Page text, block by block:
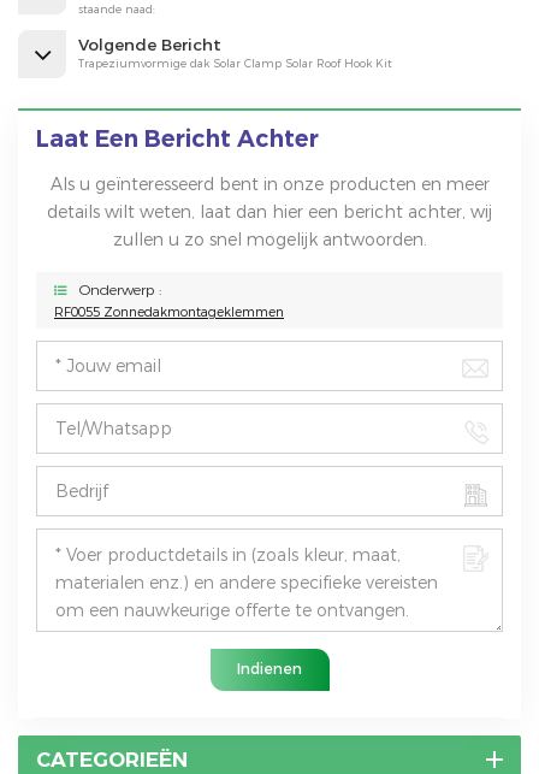
staande naad:
Volgende Bericht
Trapeziumvormige dak Solar Clamp Solar Roof Hook Kit
Laat Een Bericht Achter
Als u geïnteresseerd bent in onze producten en meer
details wilt weten, laat dan hier een bericht achter, wij
zullen u zo snel mogelijk antwoorden.
Onderwerp :
RF0055 Zonnedakmontageklemmen
Indienen
CATEGORIEËN